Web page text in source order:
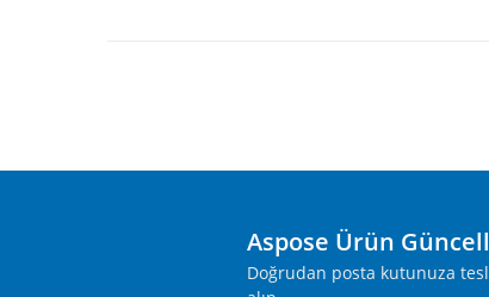
Aspose Ürün
Doğrudan posta kutunuza